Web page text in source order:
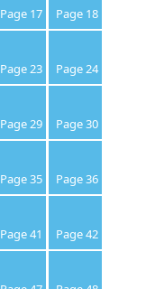
Page 17 Page 18
Page 23 Page 24
Page 29 Page 30
Page 35 Page 36
Page 41 Page 42